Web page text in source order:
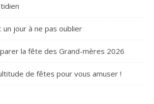
jour à ne pas oublier
la fête des Grand-mères 2026
de fêtes pour vous amuser !